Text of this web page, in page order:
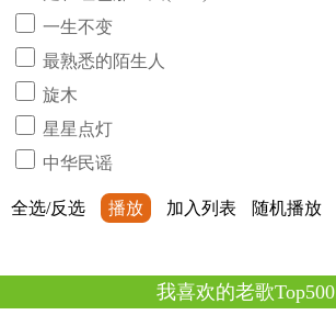
一生不变
最熟悉的陌生人
旋木
星星点灯
中华民谣
全选/反选 播放 加入列表 随机播放
我喜欢的老歌Top500